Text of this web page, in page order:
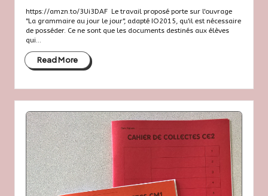
https://amzn.to/3Ui3DAF Le travail proposé porte sur l'ouvrage
"La grammaire au jour le jour", adapté IO2015, qu'il est nécessaire
de posséder. Ce ne sont que les documents destinés aux élèves
qui...
Read More